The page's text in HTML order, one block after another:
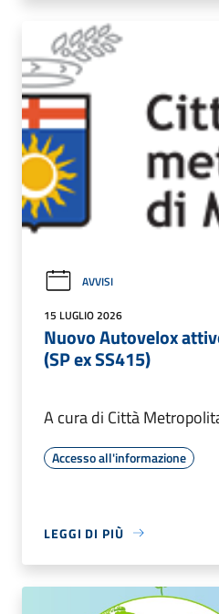
AVVISI
15 LUGLIO 2026
Nuovo Autovelox
(SP ex SS415)
A cura di Città
Accesso all'informazione
LEGGI DI PIÙ